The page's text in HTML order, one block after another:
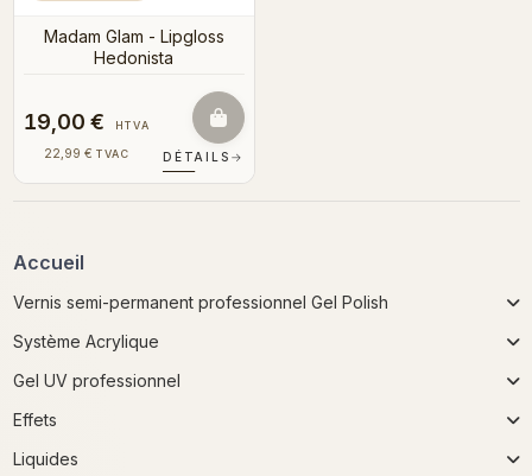
Madam Glam - Lipgloss
Hedonista
19,00 € HTVA
22,99 € TVAC DÉTAILS →
Accueil
Vernis semi-permanent professionnel Gel Polish
Système Acrylique
Gel UV professionnel
Effets
Liquides